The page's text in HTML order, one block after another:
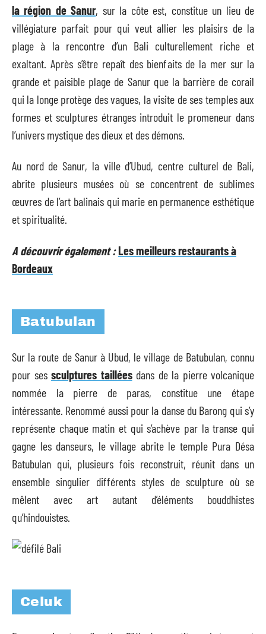
la région de Sanur, sur la côte est, constitue un lieu de
villégiature parfait pour qui veut allier les plaisirs de la
plage à la rencontre d’un Bali culturellement riche et
exaltant. Après s’être repaît des bienfaits de la mer sur la
grande et paisible plage de Sanur que la barrière de corail
qui la longe protège des vagues, la visite de ses temples aux
formes et sculptures étranges introduit le promeneur dans
l’univers mystique des dieux et des démons.
Au nord de Sanur, la ville d’Ubud, centre culturel de Bali,
abrite plusieurs musées où se concentrent de sublimes
œuvres de l’art balinais qui marie en permanence esthétique
et spiritualité.
A découvrir également :Les meilleurs restaurants à
Bordeaux
Batubulan
Sur la route de Sanur à Ubud, le village de Batubulan, connu
pour ses sculptures tailléesdans de la pierre volcanique
nommée la pierre de paras, constitue une étape
intéressante. Renommé aussi pour la danse du Barong qui s’y
représente chaque matin et qui s’achève par la transe qui
gagne les danseurs, le village abrite le temple Pura Désa
Batubulan qui, plusieurs fois reconstruit, réunit dans un
ensemble singulier différents styles de sculpture où se
mêlent avec art autant d’éléments bouddhistes
qu’hindouistes.
Celuk